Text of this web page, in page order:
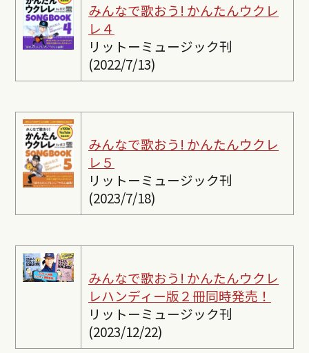
みんなで歌おう! かんたんウクレ
レ４
リットーミュージック刊
(2022/7/13)
みんなで歌おう! かんたんウクレ
レ５
リットーミュージック刊
(2023/7/18)
みんなで歌おう! かんたんウクレ
レハンディー版２冊同時発売！
リットーミュージック刊
(2023/12/22)